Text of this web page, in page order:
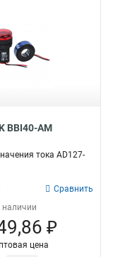
BBI40-AM
тока AD127-
Сравнить
наличии
₽
цена